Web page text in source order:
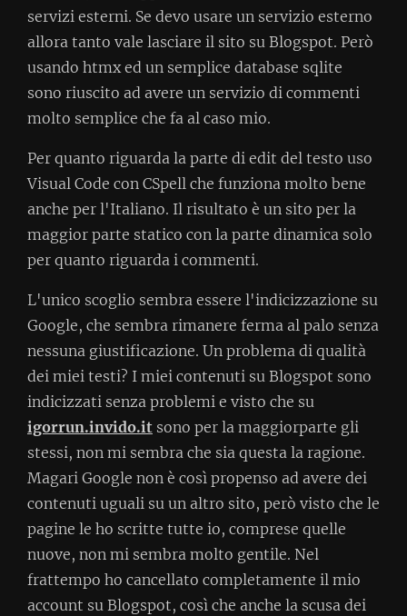
servizi esterni. Se devo usare un servizio esterno
allora tanto vale lasciare il sito su Blogspot. Però
usando htmx ed un semplice database sqlite
sono riuscito ad avere un servizio di commenti
molto semplice che fa al caso mio.
Per quanto riguarda la parte di edit del testo uso
Visual Code con CSpell che funziona molto bene
anche per l'Italiano. Il risultato è un sito per la
maggior parte statico con la parte dinamica solo
per quanto riguarda i commenti.
L'unico scoglio sembra essere l'indicizzazione su
Google, che sembra rimanere ferma al palo senza
nessuna giustificazione. Un problema di qualità
dei miei testi? I miei contenuti su Blogspot sono
indicizzati senza problemi e visto che su
igorrun.invido.it sono per la maggiorparte gli
stessi, non mi sembra che sia questa la ragione.
Magari Google non è così propenso ad avere dei
contenuti uguali su un altro sito, però visto che le
pagine le ho scritte tutte io, comprese quelle
nuove, non mi sembra molto gentile. Nel
frattempo ho cancellato completamente il mio
account su Blogspot, così che anche la scusa dei